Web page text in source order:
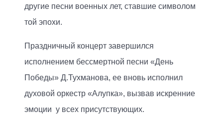
другие песни военных лет, ставшие символом
той эпохи.
Праздничный концерт завершился
исполнением бессмертной песни «День
Победы» Д.Тухманова, ее вновь исполнил
духовой оркестр «Алупка», вызвав искренние
эмоции у всех присутствующих.